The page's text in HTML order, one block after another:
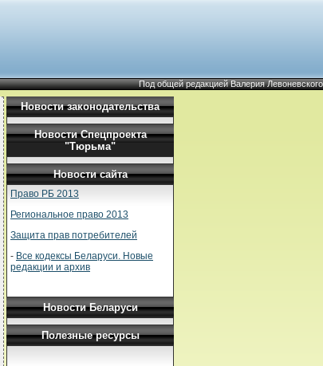
Под общей редакцией Валерия Левоневского
Новости законодательства
Новости Спецпроекта
"Тюрьма"
Новости сайта
Право РБ 2013
Региональное право 2013
Защита прав потребителей
- Все кодексы Беларуси. Новые
редакции и архив
Новости Беларуси
Полезные ресурсы